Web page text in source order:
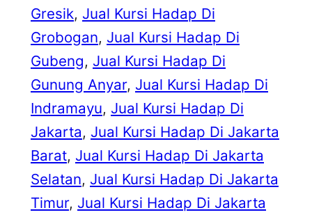
Gresik, Jual Kursi Hadap Di
Grobogan, Jual Kursi Hadap Di
Gubeng, Jual Kursi Hadap Di
Gunung Anyar, Jual Kursi Hadap Di
Indramayu, Jual Kursi Hadap Di
Jakarta, Jual Kursi Hadap Di Jakarta
Barat, Jual Kursi Hadap Di Jakarta
Selatan, Jual Kursi Hadap Di Jakarta
Timur, Jual Kursi Hadap Di Jakarta